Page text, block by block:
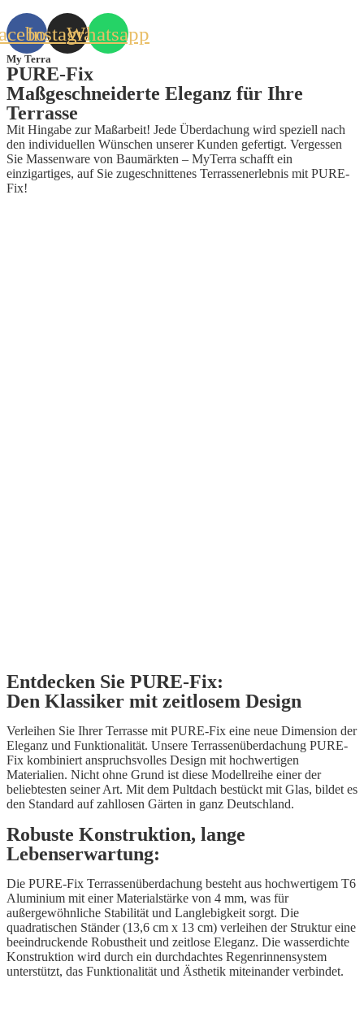
InstagramWhatsapp
My Terra
PURE-Fix
Maßgeschneiderte Eleganz für Ihre
Terrasse
Mit Hingabe zur Maßarbeit! Jede Überdachung wird speziell nach
den individuellen Wünschen unserer Kunden gefertigt. Vergessen
Sie Massenware von Baumärkten – MyTerra schafft ein
einzigartiges, auf Sie zugeschnittenes Terrassenerlebnis mit PURE-
Fix!
Entdecken Sie PURE-Fix:
Den Klassiker mit zeitlosem Design
Verleihen Sie Ihrer Terrasse mit PURE-Fix eine neue Dimension der
Eleganz und Funktionalität. Unsere Terrassenüberdachung PURE-
Fix kombiniert anspruchsvolles Design mit hochwertigen
Materialien. Nicht ohne Grund ist diese Modellreihe einer der
beliebtesten seiner Art. Mit dem Pultdach bestückt mit Glas, bildet es
den Standard auf zahllosen Gärten in ganz Deutschland.
Robuste Konstruktion, lange
Lebenserwartung:
Die PURE-Fix Terrassenüberdachung besteht aus hochwertigem T6
Aluminium mit einer Materialstärke von 4 mm, was für
außergewöhnliche Stabilität und Langlebigkeit sorgt. Die
quadratischen Ständer (13,6 cm x 13 cm) verleihen der Struktur eine
beeindruckende Robustheit und zeitlose Eleganz. Die wasserdichte
Konstruktion wird durch ein durchdachtes Regenrinnensystem
unterstützt, das Funktionalität und Ästhetik miteinander verbindet.